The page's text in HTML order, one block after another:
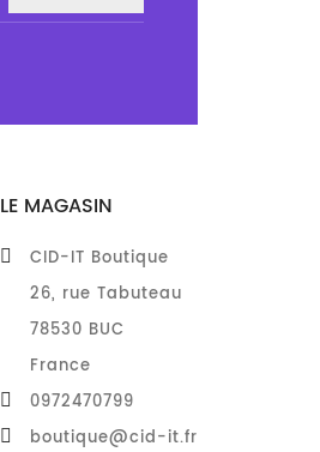
LE MAGASIN
CID-IT Boutique
26, rue Tabuteau
78530 BUC
France
0972470799
boutique@cid-it.fr